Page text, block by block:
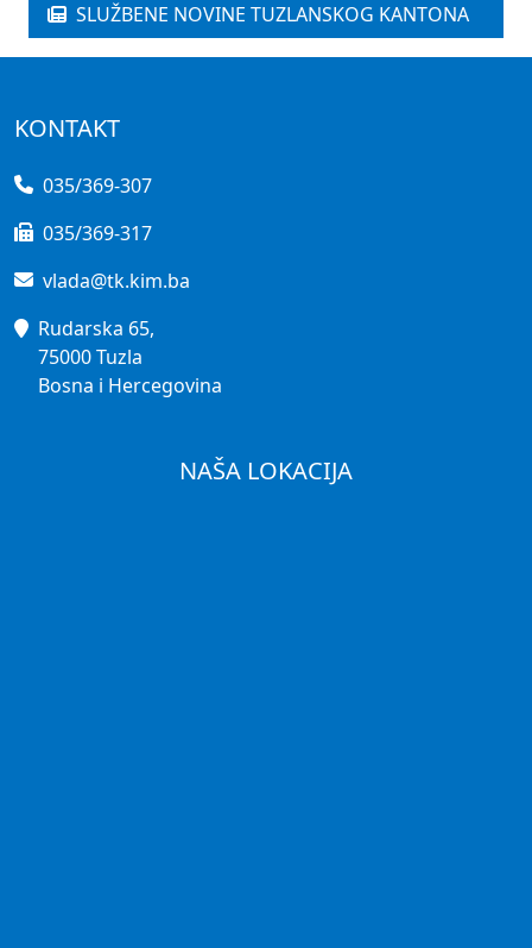
SLUŽBENE NOVINE TUZLANSKOG KANTONA
KONTAKT
035/369-307
035/369-317
vlada@tk.kim.ba
Rudarska 65,
75000 Tuzla
Bosna i Hercegovina
NAŠA LOKACIJA